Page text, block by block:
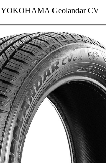
YOKOHAMA Geolandar CV